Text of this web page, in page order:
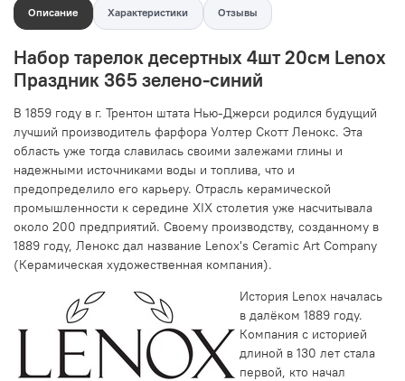
Описание Характеристики Отзывы
Набор тарелок десертных 4шт 20см Lenox
Праздник 365 зелено-синий
В 1859 году в г. Трентон штата Нью-Джерси родился будущий
лучший производитель фарфора Уолтер Скотт Ленокс. Эта
область уже тогда славилась своими залежами глины и
надежными источниками воды и топлива, что и
предопределило его карьеру. Отрасль керамической
промышленности к середине XIX столетия уже насчитывала
около 200 предприятий. Своему производству, созданному в
1889 году, Ленокс дал название Lenox's Ceramic Art Company
(Керамическая художественная компания).
История Lenox началась
в далёком 1889 году.
Компания с историей
длиной в 130 лет стала
первой, кто начал